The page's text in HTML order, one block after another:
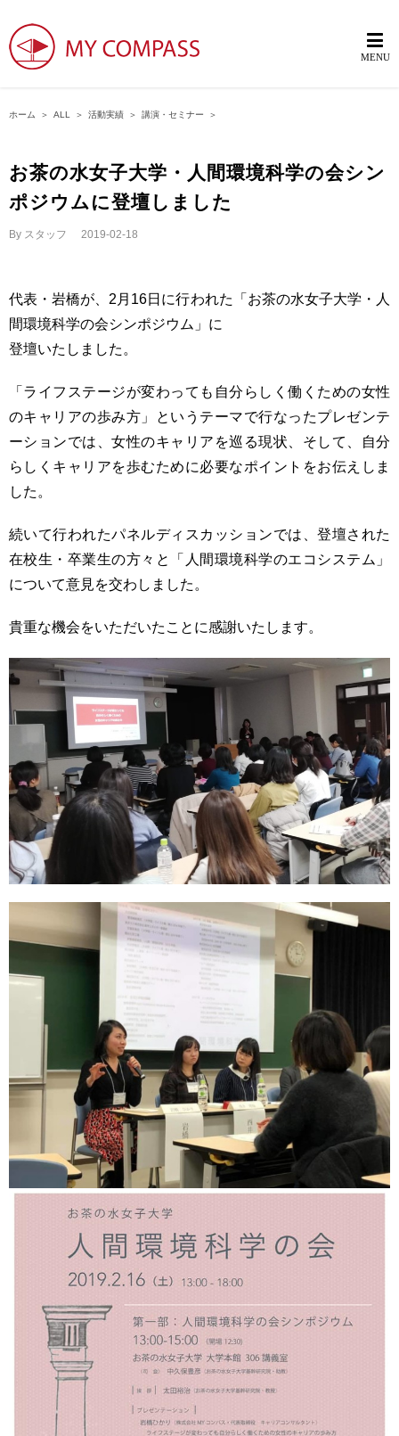
ホーム ＞ ALL ＞ 活動実績 ＞ 講演・セミナー ＞
お茶の水女子大学・人間環境科学の会シン
ポジウムに登壇しました
By スタッフ 2019-02-18
代表・岩橋が、2月16日に行われた「お茶の水女子大学・人
間環境科学の会シンポジウム」に
登壇いたしました。
「ライフステージが変わっても自分らしく働くための女性
のキャリアの歩み方」というテーマで行なったプレゼンテ
ーションでは、女性のキャリアを巡る現状、そして、自分
らしくキャリアを歩むために必要なポイントをお伝えしま
した。
続いて行われたパネルディスカッションでは、登壇された
在校生・卒業生の方々と「人間環境科学のエコシステム」
について意見を交わしました。
貴重な機会をいただいたことに感謝いたします。